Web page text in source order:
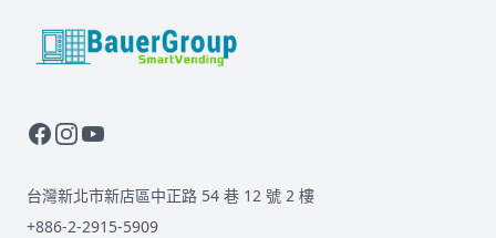
BauerGroup Tech
台灣新北市新店區中正路 54 巷 12 號 2 樓
+886-2-2915-5909